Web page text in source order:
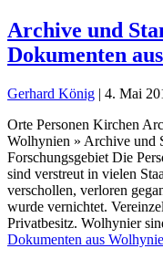
Archive und
Dokumenten
Gerhard König | 4. Mai
Orte Personen Kirchen
Wolhynien » Archive und
Forschungsgebiet Die
sind verstreut in vielen
verschollen, verloren
wurde vernichtet.
Privatbesitz. Wolhynier
Dokumenten aus